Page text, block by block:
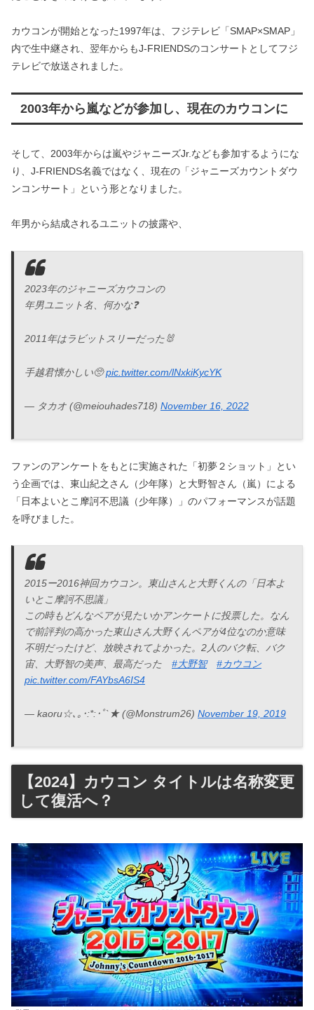
カウコンが開始となった1997年は、フジテレビ「SMAP×SMAP」
内で生中継され、翌年からもJ-FRIENDSのコンサートとしてフジ
テレビで放送されました。
2003年から嵐などが参加し、現在のカウコンに
そして、2003年からは嵐やジャニーズJr.なども参加するようにな
り、J-FRIENDS名義ではなく、現在の「ジャニーズカウントダウ
ンコンサート」という形となりました。
年男から結成されるユニットの披露や、
2023年のジャニーズカウコンの
年男ユニット名、何かな❓
2011年はラビットスリーだった🐰
手越君懐かしい🥺pic.twitter.com/lNxkiKycYK
— タカオ (@meiouhades718) November 16, 2022
ファンのアンケートをもとに実施された「初夢２ショット」とい
う企画では、東山紀之さん（少年隊）と大野智さん（嵐）による
「日本よいとこ摩訶不思議（少年隊）」のパフォーマンスが話題
を呼びました。
2015ー2016神回カウコン。東山さんと大野くんの「日本よ
いとこ摩訶不思議」
この時もどんなペアが見たいかアンケートに投票した。なん
で前評判の高かった東山さん大野くんペアが4位なのか意味
不明だったけど、放映されてよかった。2人のバク転、バク
宙、大野智の美声、最高だった #大野智
#カウコン
pic.twitter.com/FAYbsA6IS4
— kaoru☆､｡･:*:･ﾟ`★ (@Monstrum26) November 19, 2019
【2024】カウコン タイトルは名称変更
して復活へ？